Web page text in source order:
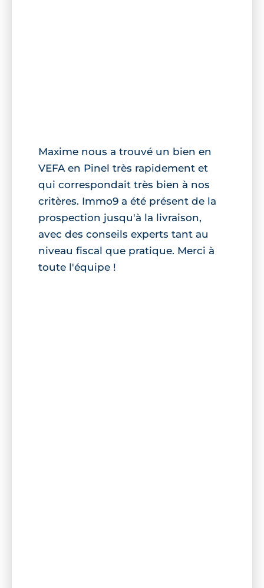
Maxime nous a trouvé un bien en
VEFA en Pinel très rapidement et
qui correspondait très bien à nos
critères. Immo9 a été présent de la
prospection jusqu'à la livraison,
avec des conseils experts tant au
niveau fiscal que pratique. Merci à
toute l'équipe !